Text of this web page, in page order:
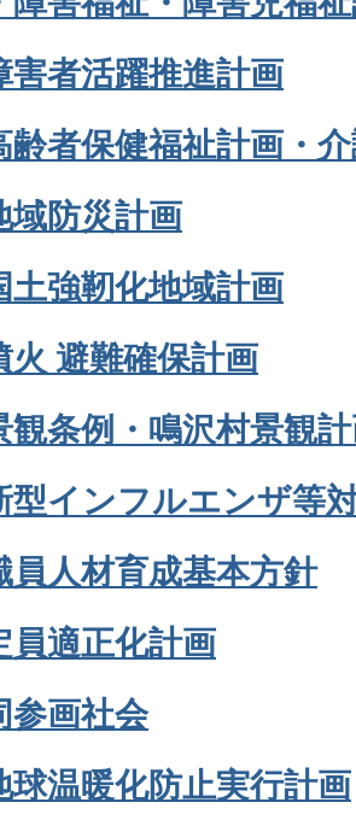
害者活躍推進計画
齢者保健福祉計画・
域防災計画
土強靭化地域計画
火 避難確保計画
観条例・鳴沢村景観
型インフルエンザ等
員人材育成基本方針
員適正化計画
参画社会
球温暖化防止実行計画